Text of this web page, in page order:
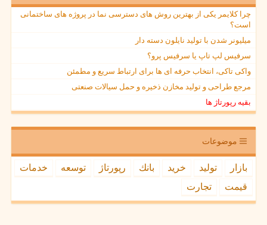
چرا کلایمر یکی از بهترین روش های دسترسی نما در پروژه های ساختمانی
است؟
میلیونر شدن با تولید نایلون دسته دار
سرفیس لپ تاپ یا سرفیس پرو؟
واکی تاکی، انتخاب حرفه ای ها برای ارتباط سریع و مطمئن
مرجع طراحی و تولید مخازن ذخیره و حمل سیالات صنعتی
بقیه رپورتاژ ها
موضوعات
بازار تولید خرید بانك رپورتاژ توسعه
خدمات
قیمت
تجارت